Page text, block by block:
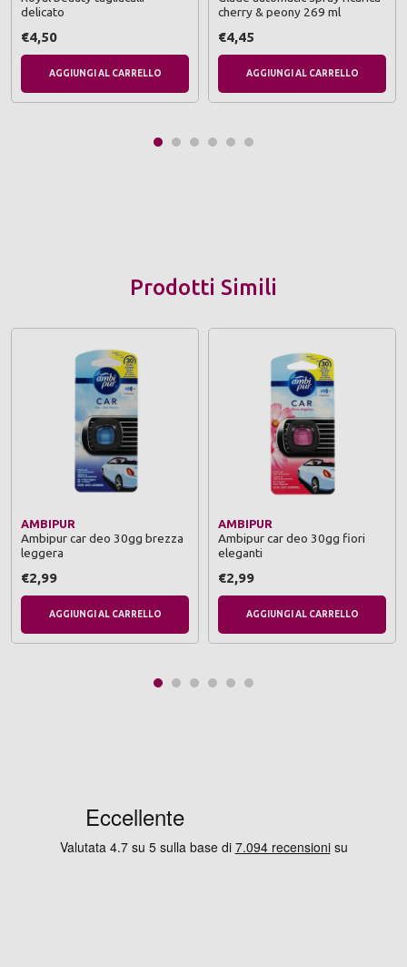
delicato
€4,50
AGGIUNGI AL CARRELLO
cherry & peony 269 ml
€4,45
AGGIUNGI AL CARRELLO
Prodotti Simili
AMBIPUR
Ambipur car deo 30gg brezza
leggera
€2,99
AGGIUNGI AL CARRELLO
AMBIPUR
Ambipur car deo 30gg fiori
eleganti
€2,99
AGGIUNGI AL CARRELLO